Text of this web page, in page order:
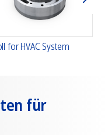
for HVAC System
für